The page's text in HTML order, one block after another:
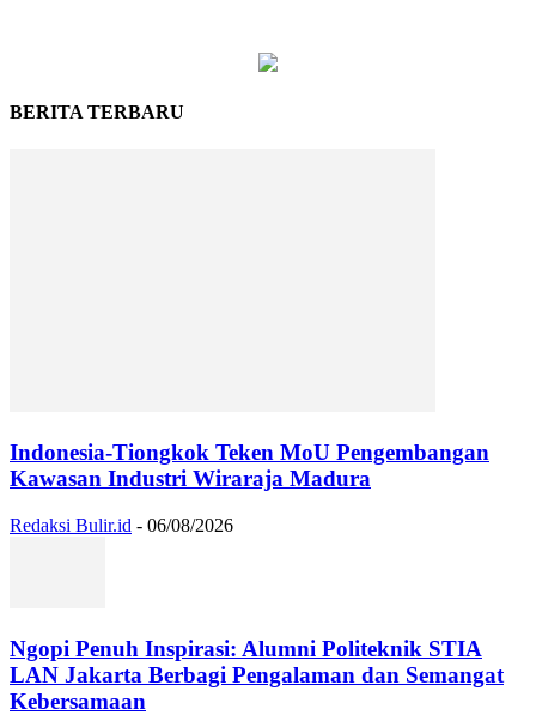
BERITA TERBARU
Indonesia-Tiongkok Teken MoU Pengembangan
Kawasan Industri Wiraraja Madura
Redaksi Bulir.id - 06/08/2026
Ngopi Penuh Inspirasi: Alumni Politeknik STIA
LAN Jakarta Berbagi Pengalaman dan Semangat
Kebersamaan